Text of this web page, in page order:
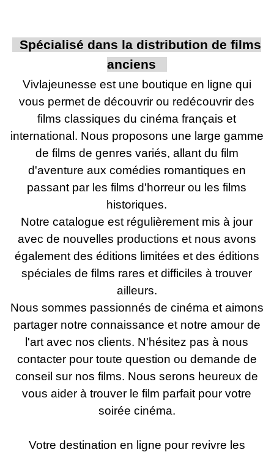
Spécialisé dans la distribution de films
anciens
Vivlajeunesse est une boutique en ligne qui
vous permet de découvrir ou redécouvrir des
films classiques du cinéma français et
international. Nous proposons une large gamme
de films de genres variés, allant du film
d'aventure aux comédies romantiques en
passant par les films d'horreur ou les films
historiques.
Notre catalogue est régulièrement mis à jour
avec de nouvelles productions et nous avons
également des éditions limitées et des éditions
spéciales de films rares et difficiles à trouver
ailleurs.
Nous sommes passionnés de cinéma et aimons
partager notre connaissance et notre amour de
l'art avec nos clients. N'hésitez pas à nous
contacter pour toute question ou demande de
conseil sur nos films. Nous serons heureux de
vous aider à trouver le film parfait pour votre
soirée cinéma.
Votre destination en ligne pour revivre les